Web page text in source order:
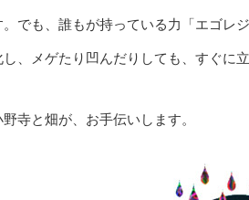
でも、誰もが持っている力「エゴレ
、メゲたり凹んだりしても、すぐに
寺と畑が、お手伝いします。